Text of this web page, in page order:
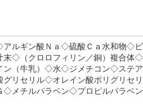
ルギン酸Ｎａ◇硫酸Ｃａ水和物◇ピ
末◇（クロロフィリン／銅）複合体◇
ン（牛乳）◇水◇ジメチコン◇ステア
リセリル◇オレイン酸ポリグリセリ
メチルパラベン◇プロピルパラベン